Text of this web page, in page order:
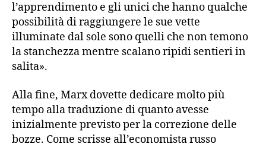
l’apprendimento e gli unici che hanno qualche
possibilità di raggiungere le sue vette
illuminate dal sole sono quelli che non temono
la stanchezza mentre scalano ripidi sentieri in
salita».
Alla fine, Marx dovette dedicare molto più
tempo alla traduzione di quanto avesse
inizialmente previsto per la correzione delle
bozze. Come scrisse all’economista russo